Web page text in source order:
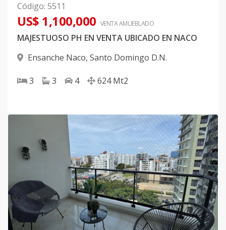
Código: 5511
US$ 1,100,000 VENTA AMUEBLADO
MAJESTUOSO PH EN VENTA UBICADO EN NACO
Ensanche Naco, Santo Domingo D.N.
3 3 4 624 Mt2